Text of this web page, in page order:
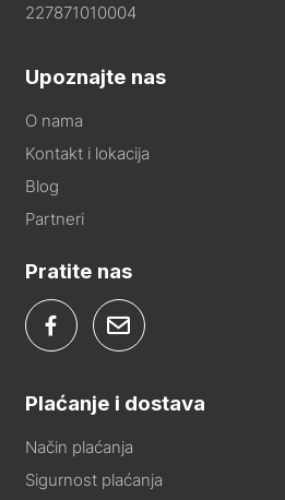
227871010004
Upoznajte nas
O nama
Kontakt i lokacija
Blog
Partneri
Pratite nas
Plaćanje i dostava
Način plaćanja
Sigurnost plaćanja